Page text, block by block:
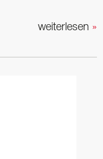
weiterlesen »